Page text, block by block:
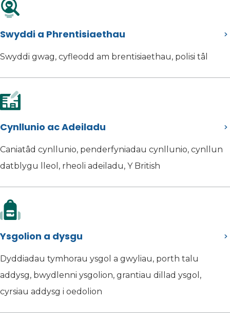
Swyddi a Phrentisiaethau
Swyddi gwag, cyfleodd am brentisiaethau, polisi tâl
Cynllunio ac Adeiladu
Caniatâd cynllunio, penderfyniadau cynllunio, cynllun
datblygu lleol, rheoli adeiladu, Y British
Ysgolion a dysgu
Dyddiadau tymhorau ysgol a gwyliau, porth talu
addysg, bwydlenni ysgolion, grantiau dillad ysgol,
cyrsiau addysg i oedolion